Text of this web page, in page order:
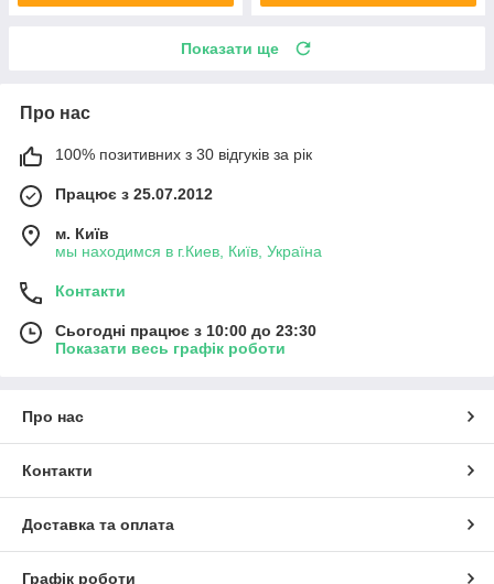
Показати ще
Про нас
100% позитивних з 30 відгуків за рік
Працює з 25.07.2012
м. Київ
мы находимся в г.Киев, Київ, Україна
Контакти
Сьогодні працює з 10:00 до 23:30
Показати весь графік роботи
Про нас
Контакти
Доставка та оплата
Графік роботи